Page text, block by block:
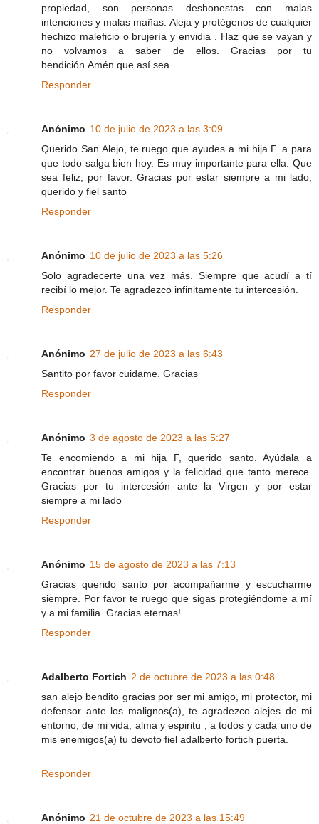
propiedad, son personas deshonestas con malas
intenciones y malas mañas. Aleja y protégenos de cualquier
hechizo maleficio o brujería y envidia . Haz que se vayan y
no volvamos a saber de ellos. Gracias por tu
bendición.Amén que así sea
Responder
Anónimo 10 de julio de 2023 a las 3:09
Querido San Alejo, te ruego que ayudes a mi hija F. a para
que todo salga bien hoy. Es muy importante para ella. Que
sea feliz, por favor. Gracias por estar siempre a mi lado,
querido y fiel santo
Responder
Anónimo 10 de julio de 2023 a las 5:26
Solo agradecerte una vez más. Siempre que acudí a tí
recibí lo mejor. Te agradezco infinitamente tu intercesión.
Responder
Anónimo 27 de julio de 2023 a las 6:43
Santito por favor cuidame. Gracias
Responder
Anónimo 3 de agosto de 2023 a las 5:27
Te encomiendo a mi hija F, querido santo. Ayúdala a
encontrar buenos amigos y la felicidad que tanto merece.
Gracias por tu intercesión ante la Virgen y por estar
siempre a mi lado
Responder
Anónimo 15 de agosto de 2023 a las 7:13
Gracias querido santo por acompañarme y escucharme
siempre. Por favor te ruego que sigas protegiéndome a mí
y a mi familia. Gracias eternas!
Responder
Adalberto Fortich 2 de octubre de 2023 a las 0:48
san alejo bendito gracias por ser mi amigo, mi protector, mi
defensor ante los malignos(a), te agradezco alejes de mi
entorno, de mi vida, alma y espiritu , a todos y cada uno de
mis enemigos(a) tu devoto fiel adalberto fortich puerta.
Responder
Anónimo 21 de octubre de 2023 a las 15:49